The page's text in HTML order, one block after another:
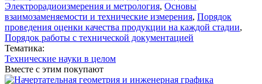
Электрорадиоизмерения и метрология, Основы
взаимозаменяемости и технические измерения, Порядок
проведения оценки качества продукции на каждой стадии,
Порядок работы с технической документацией
Тематика:
Технические науки в целом
Вместе с этим покупают